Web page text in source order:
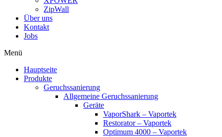
ZipWall
Über uns
Kontakt
Jobs
Menü
Hauptseite
Produkte
Geruchssanierung
Allgemeine Geruchssanierung
Geräte
VaporShark – Vaportek
Restorator – Vaportek
Optimum 4000 – Vaportek